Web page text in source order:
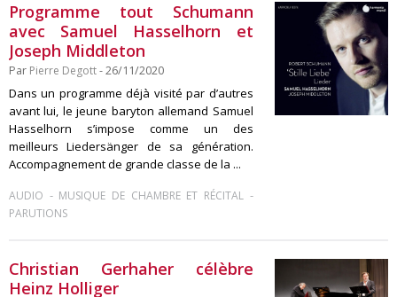
Programme tout Schumann
avec Samuel Hasselhorn et
Joseph Middleton
Par Pierre Degott- 26/11/2020
Dans un programme déjà visité par d’autres
avant lui, le jeune baryton allemand Samuel
Hasselhorn s’impose comme un des
meilleurs Liedersänger de sa génération.
Accompagnement de grande classe de la ...
AUDIO - MUSIQUE DE CHAMBRE ET RÉCITAL-
PARUTIONS
Christian Gerhaher célèbre
Heinz Holliger